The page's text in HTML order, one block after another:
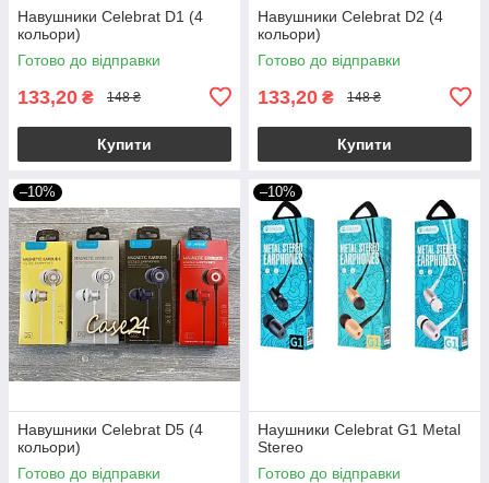
Навушники Celebrat D1 (4
кольори)
Готово до відправки
133,20 ₴ 148 ₴
Купити
Навушники Celebrat D2 (4
кольори)
Готово до відправки
133,20 ₴ 148 ₴
Купити
–10%
Навушники Celebrat D5 (4
кольори)
Готово до відправки
–10%
Наушники Celebrat G1 Metal
Stereo
Готово до відправки